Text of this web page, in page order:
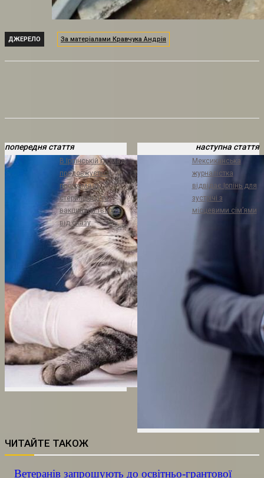
ДЖЕРЕЛО За матеріалами Кравчука Андрія
попередня стаття
В Ірпінській громаді
продовжується
програма зі
стерилізації та
вакцинації тварин
від сказу
наступна стаття
Мексиканська
журналістка
відвідає Ірпінь для
зустрічі з
місцевими сім’ями
ЧИТАЙТЕ ТАКОЖ
Ветеранів запрошують до освітньо-грантової